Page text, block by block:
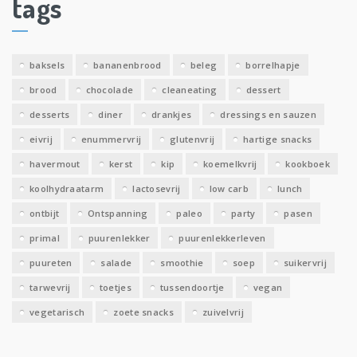
e
v
tags
baksels bananenbrood beleg borrelhapje
brood chocolade cleaneating dessert
desserts diner drankjes dressings en sauzen
eivrij enummervrij glutenvrij hartige snacks
havermout kerst kip koemelkvrij kookboek
koolhydraatarm lactosevrij low carb lunch
ontbijt Ontspanning paleo party pasen
primal puurenlekker puurenlekkerleven
puureten salade smoothie soep suikervrij
tarwevrij toetjes tussendoortje vegan
vegetarisch zoete snacks zuivelvrij